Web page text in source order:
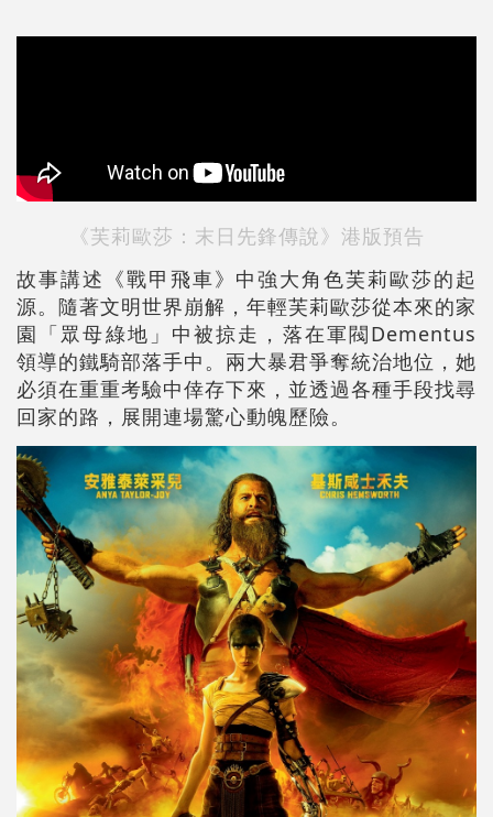
《芙莉歐莎：末日先鋒傳說》港版預告
故事講述《戰甲飛車》中強大角色芙莉歐莎的起
源。隨著文明世界崩解，年輕芙莉歐莎從本來的家
園「眾母綠地」中被掠走，落在軍閥Dementus
領導的鐵騎部落手中。兩大暴君爭奪統治地位，她
必須在重重考驗中倖存下來，並透過各種手段找尋
回家的路，展開連場驚心動魄歷險。